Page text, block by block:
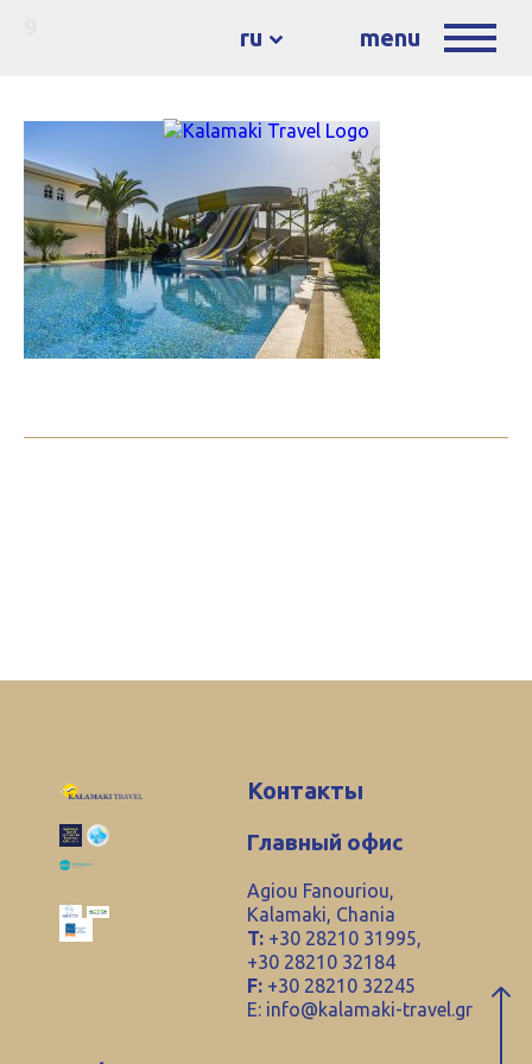
ru menu
Контакты
Главный офис
Agiou Fanouriou,
Kalamaki, Chania
T: +30 28210 31995,
+30 28210 32184
F: +30 28210 32245
E: info@kalamaki-travel.gr